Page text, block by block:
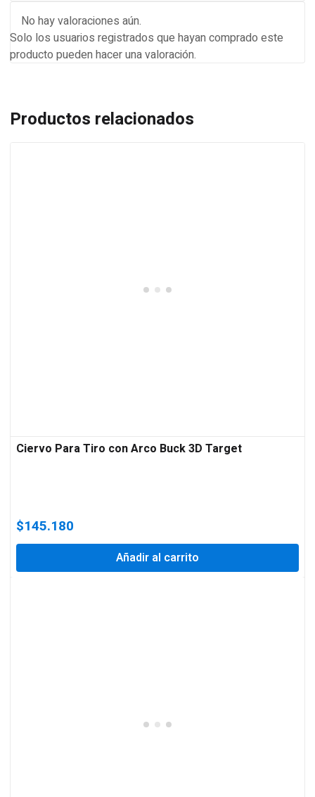
No hay valoraciones aún.
Solo los usuarios registrados que hayan comprado este
producto pueden hacer una valoración.
Productos relacionados
Ciervo Para Tiro con Arco Buck 3D Target
$145.180
Añadir al carrito